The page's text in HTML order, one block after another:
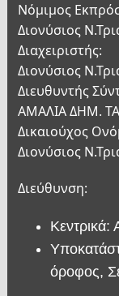
Νόμιμος
Διονύσιος
Διαχειριστής:
Διονύσιος
Διευθυντής
ΑΜΑΛΙΑ ΔΗΜ.
Δικαιούχος
Διονύσιος
Διεύθυνση:
Κεντρικά:
όροφος,